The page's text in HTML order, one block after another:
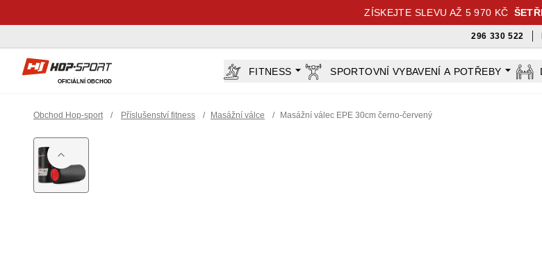
ZÍSKEJTE SLEVU AŽ 5 970 KČ
296 330 522
Hop-Sport.cz
OFICIÁLNÍ OBCHOD
FITNESS SPORTOVNÍ VYBAVENÍ A POTŘEBY
Obchod Hop-sport / Příslušenství fitness / Masážní válce / Masážní válec EPE 30cm černo-červený